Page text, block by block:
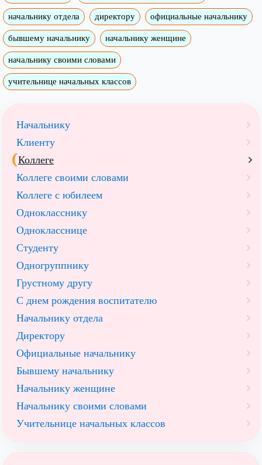
начальнику отдела директору официальные начальнику
бывшему начальнику начальнику женщине
начальнику своими словами
учительнице начальных классов
Начальнику
Клиенту
Коллеге
Коллеге своими словами
Коллеге с юбилеем
Однокласснику
Однокласснице
Студенту
Одногруппнику
Грустному другу
С днем рождения воспитателю
Начальнику отдела
Директору
Официальные начальнику
Бывшему начальнику
Начальнику женщине
Начальнику своими словами
Учительнице начальных классов